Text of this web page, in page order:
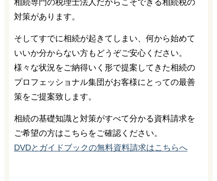
相続専門の税理士法人だからこそできる相続税の
対策があります。
そしてすでに相続が起きてしまい、何から始めて
いいか分からない方もどうぞご安心ください。
様々な状況をご納得いく形で提案してきた相続の
プロフェッショナル集団がお客様にとっての最善
策をご提案致します。
相続の基礎知識と対策がすべて分かる資料請求を
ご希望の方はこちらをご確認ください。
DVDとガイドブックの無料資料請求はこちらへ